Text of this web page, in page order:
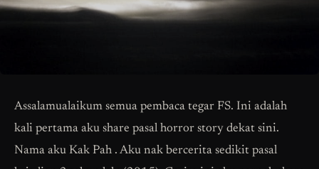
Assalamualaikum semua pembaca tegar FS. Ini adalah
kali pertama aku share pasal horror story dekat sini.
Nama aku Kak Pah . Aku nak bercerita sedikit pasal